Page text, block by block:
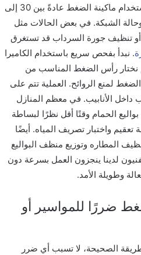
تتراوح مدة تنظيف المجاري باستخدام ماكينة الضغط عادةً بين 30 إلى
الشبكة. في بعض الحالات مثل
تنظيف جورة السرداب قد تستغرق
. نبدأ بفحص سريع باستخدام الكاميرا
نختار رأس الضغط المناسب من
لمنع الروائح. العملية تتم على
داخل الأنابيب. في معظم المنازل
الحمام وقتًا أقل نظرًا لبساطة
تعقيم واختبار تصريف المياه. أيضًا
المطاره وتوزيع منظف البواليع
لدينا ينجزون العمل بسرعة دون
وطويلة الأمد.
ضررًا للمواسير أو
الصحيحة، لا تسبب أي ضرر